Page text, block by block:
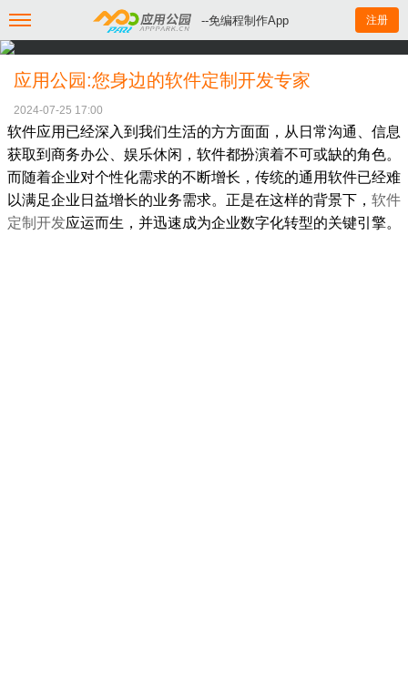
--免编程制作App 注册
应用公园:您身边的软件定制开发专家
2024-07-25 17:00
软件应用已经深入到我们生活的方方面面，从日常沟通、信息
获取到商务办公、娱乐休闲，软件都扮演着不可或缺的角色。
而随着企业对个性化需求的不断增长，传统的通用软件已经难
以满足企业日益增长的业务需求。正是在这样的背景下， 软件
定制开发应运而生，并迅速成为企业数字化转型的关键引擎。